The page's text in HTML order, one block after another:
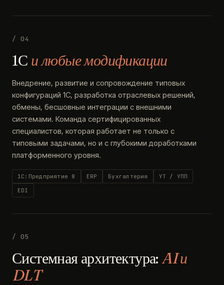
/ 04
1С и любые модификации
Внедрение, развитие и сопровождение типовых
конфигураций 1С, разработка отраслевых решений,
обмены, бесшовные интеграции с внешними
системами. Команда сертифицированных
специалистов, которая работает не только с
типовыми задачами, но и с глубокими доработками
платформенного уровня.
1С:Предприятие 8 ERP Бухгалтерия
УТ / УПП
EDI
/ 05
Системная архитектура:AI и
DLT